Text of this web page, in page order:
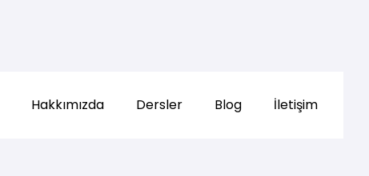
Hakkımızda Dersler Blog İletişim